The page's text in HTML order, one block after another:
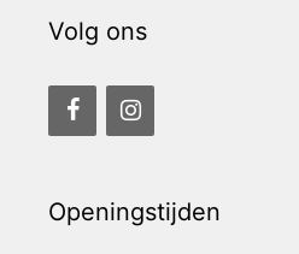
Volg ons
Openingstijden